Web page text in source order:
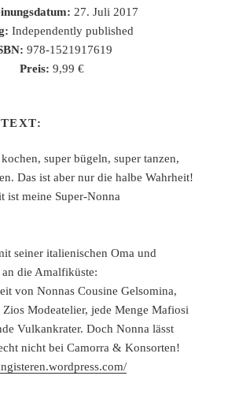
27. Juli 2017
Independently published
978-1521917619
Preis: 9,99 €
super bügeln, super tanzen,
Das ist aber nur die halbe Wahrheit!
ist meine Super-Nonna
seiner italienischen Oma und
die Amalfiküste:
von Nonnas Cousine Gelsomina,
Modeatelier, jede Menge Mafiosi
Vulkankrater. Doch Nonna lässt
nicht bei Camorra & Konsorten!